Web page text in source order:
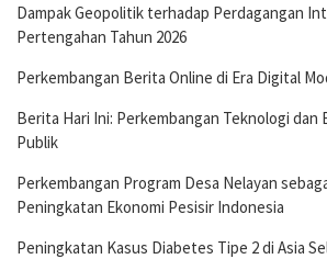
Dampak Geopolitik terhadap Perdagangan
Pertengahan Tahun 2026
Perkembangan Berita Online di Era Digital
Berita Hari Ini: Perkembangan Teknologi dan
Publik
Perkembangan Program Desa Nelayan
Peningkatan Ekonomi Pesisir Indonesia
Peningkatan Kasus Diabetes Tipe 2 di Asia